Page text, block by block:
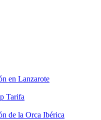
en Lanzarote
Tarifa
de la Orca Ibérica